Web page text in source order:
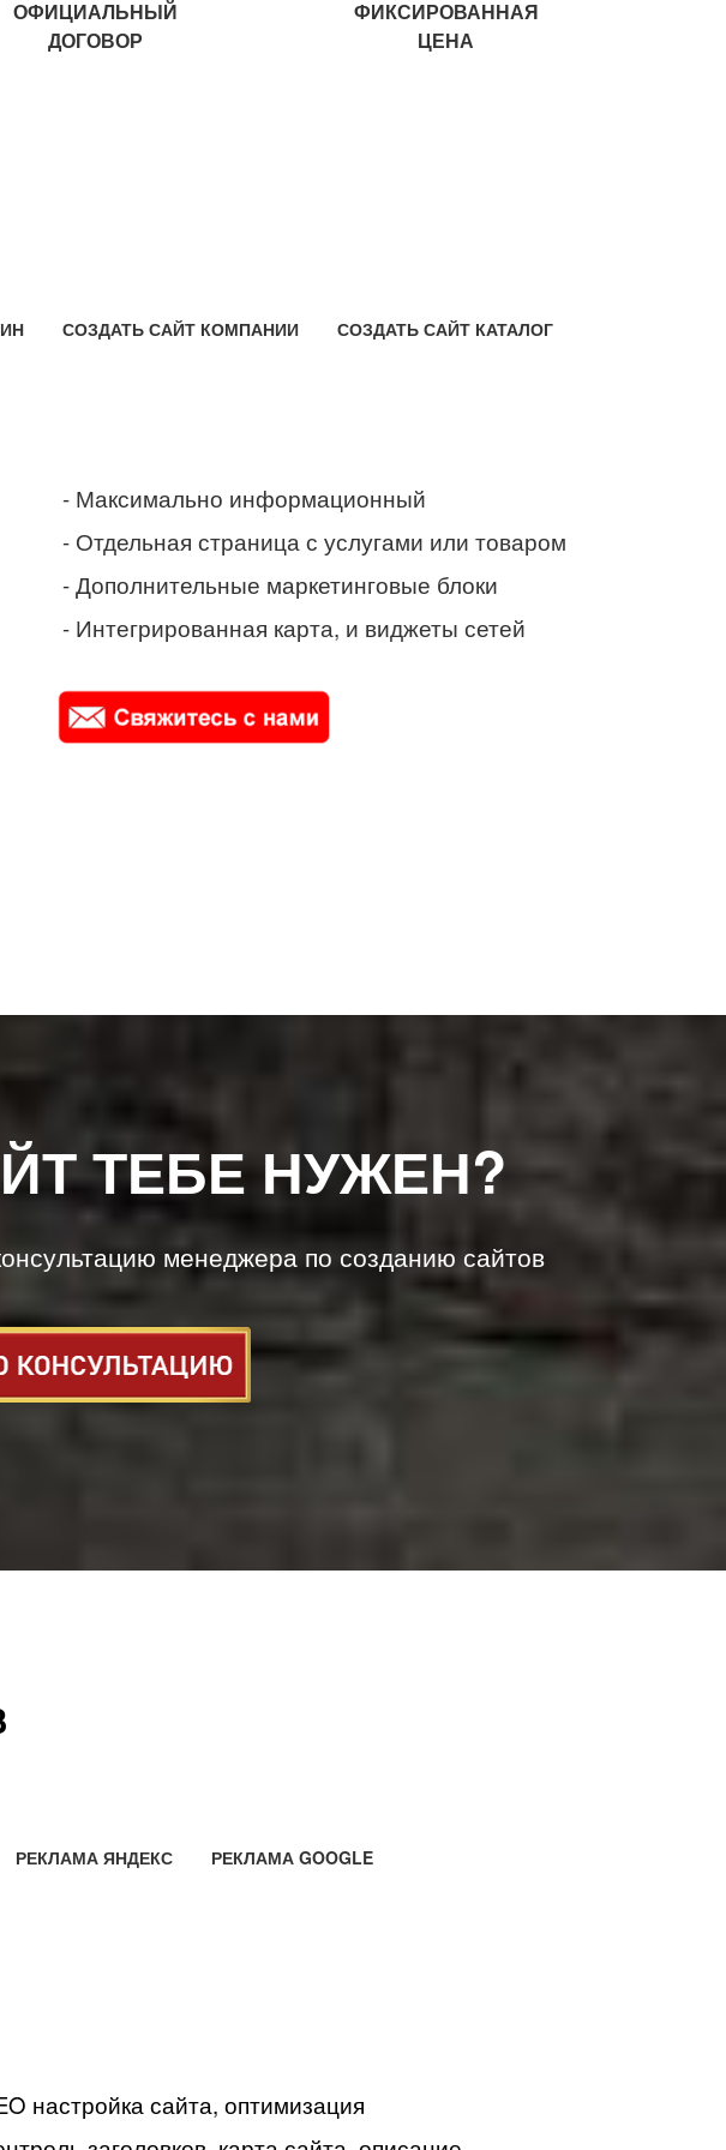
ОФИЦИАЛЬНЫЙ
ДОГОВОР
ФИКСИРОВАННАЯ
ЦЕНА
СОЗДАТЬ САЙТ КОМПАНИИ СОЗДАТЬ САЙТ КАТАЛОГ
- Максимально информационный
- Отдельная страница с услугами или товаром
- Дополнительные маркетинговые блоки
- Интегрированная карта, и виджеты сетей
ТЕБЕ НУЖЕН?
менеджера по созданию сайтов
РЕКЛАМА ЯНДЕКС РЕКЛАМА GOOGLE
настройка сайта, оптимизация